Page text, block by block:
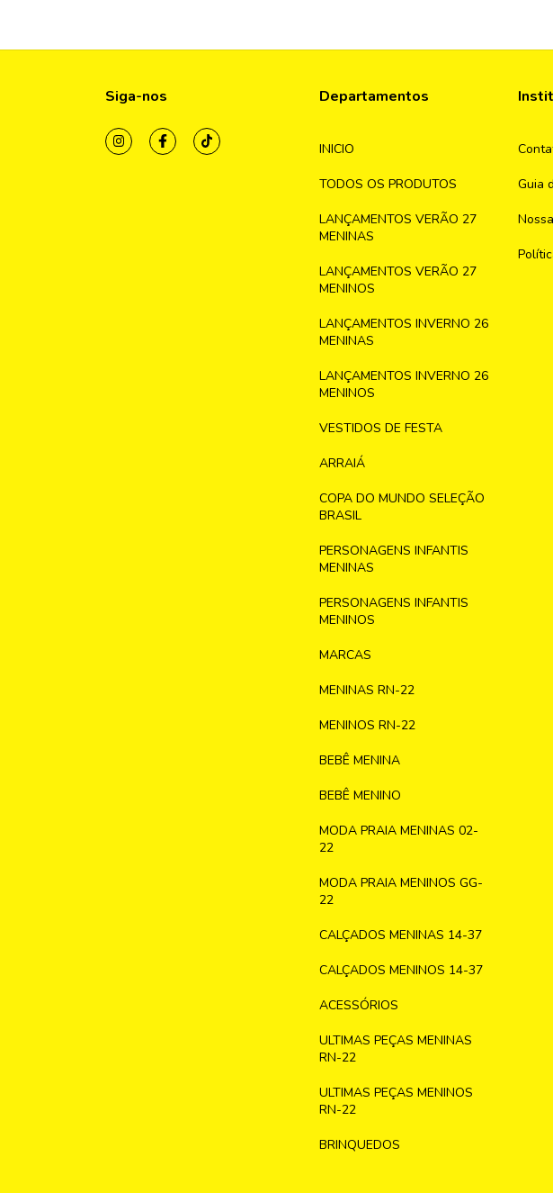
Siga-nos Departamentos
INICIO
TODOS OS PRODUTOS
LANÇAMENTOS VERÃO 27
MENINAS
LANÇAMENTOS VERÃO 27
MENINOS
LANÇAMENTOS INVERNO 26
MENINAS
LANÇAMENTOS INVERNO 26
MENINOS
VESTIDOS DE FESTA
ARRAIÁ
COPA DO MUNDO SELEÇÃO
BRASIL
PERSONAGENS INFANTIS
MENINAS
PERSONAGENS INFANTIS
MENINOS
MARCAS
MENINAS RN-22
MENINOS RN-22
BEBÊ MENINA
BEBÊ MENINO
MODA PRAIA MENINAS 02-
22
MODA PRAIA MENINOS GG-
22
CALÇADOS MENINAS 14-37
CALÇADOS MENINOS 14-37
ACESSÓRIOS
ULTIMAS PEÇAS MENINAS
RN-22
ULTIMAS PEÇAS MENINOS
RN-22
BRINQUEDOS
Guia